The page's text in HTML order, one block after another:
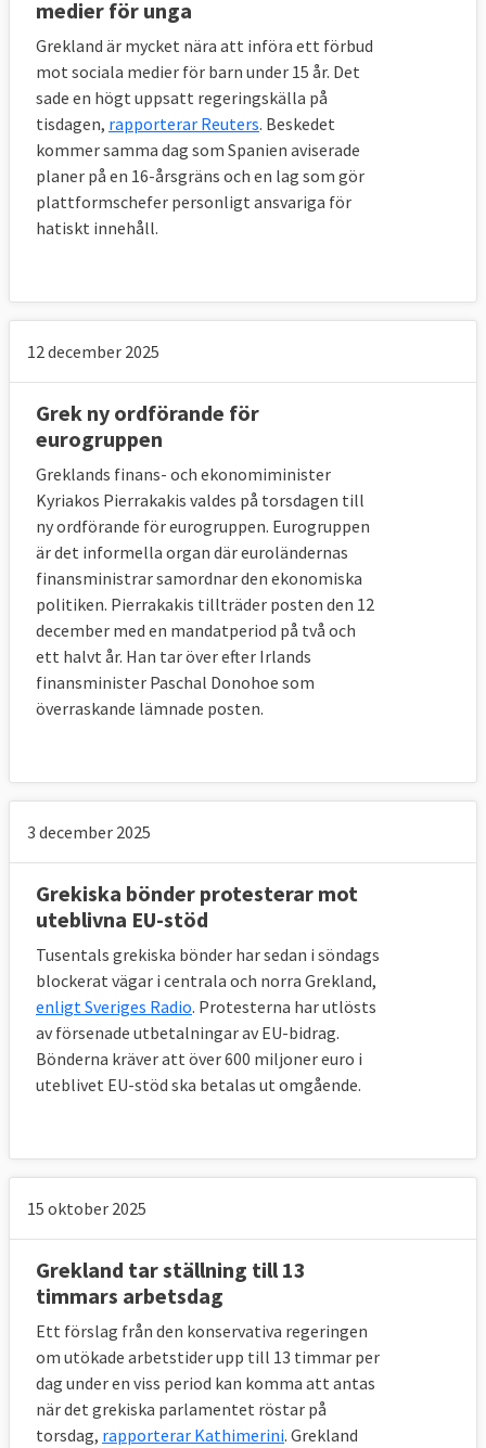
medier för unga
Grekland är mycket nära att införa ett förbud
mot sociala medier för barn under 15 år. Det
sade en högt uppsatt regeringskälla på
tisdagen, rapporterar Reuters. Beskedet
kommer samma dag som Spanien aviserade
planer på en 16-årsgräns och en lag som gör
plattformschefer personligt ansvariga för
hatiskt innehåll.
12 december 2025
Grek ny ordförande för
eurogruppen
Greklands finans- och ekonomiminister
Kyriakos Pierrakakis valdes på torsdagen till
ny ordförande för eurogruppen. Eurogruppen
är det informella organ där euroländernas
finansministrar samordnar den ekonomiska
politiken. Pierrakakis tillträder posten den 12
december med en mandatperiod på två och
ett halvt år. Han tar över efter Irlands
finansminister Paschal Donohoe som
överraskande lämnade posten.
3 december 2025
Grekiska bönder protesterar mot
uteblivna EU-stöd
Tusentals grekiska bönder har sedan i söndags
blockerat vägar i centrala och norra Grekland,
enligt Sveriges Radio. Protesterna har utlösts
av försenade utbetalningar av EU-bidrag.
Bönderna kräver att över 600 miljoner euro i
uteblivet EU-stöd ska betalas ut omgående.
15 oktober 2025
Grekland tar ställning till 13
timmars arbetsdag
Ett förslag från den konservativa regeringen
om utökade arbetstider upp till 13 timmar per
dag under en viss period kan komma att antas
när det grekiska parlamentet röstar på
torsdag, rapporterar Kathimerini. Grekland